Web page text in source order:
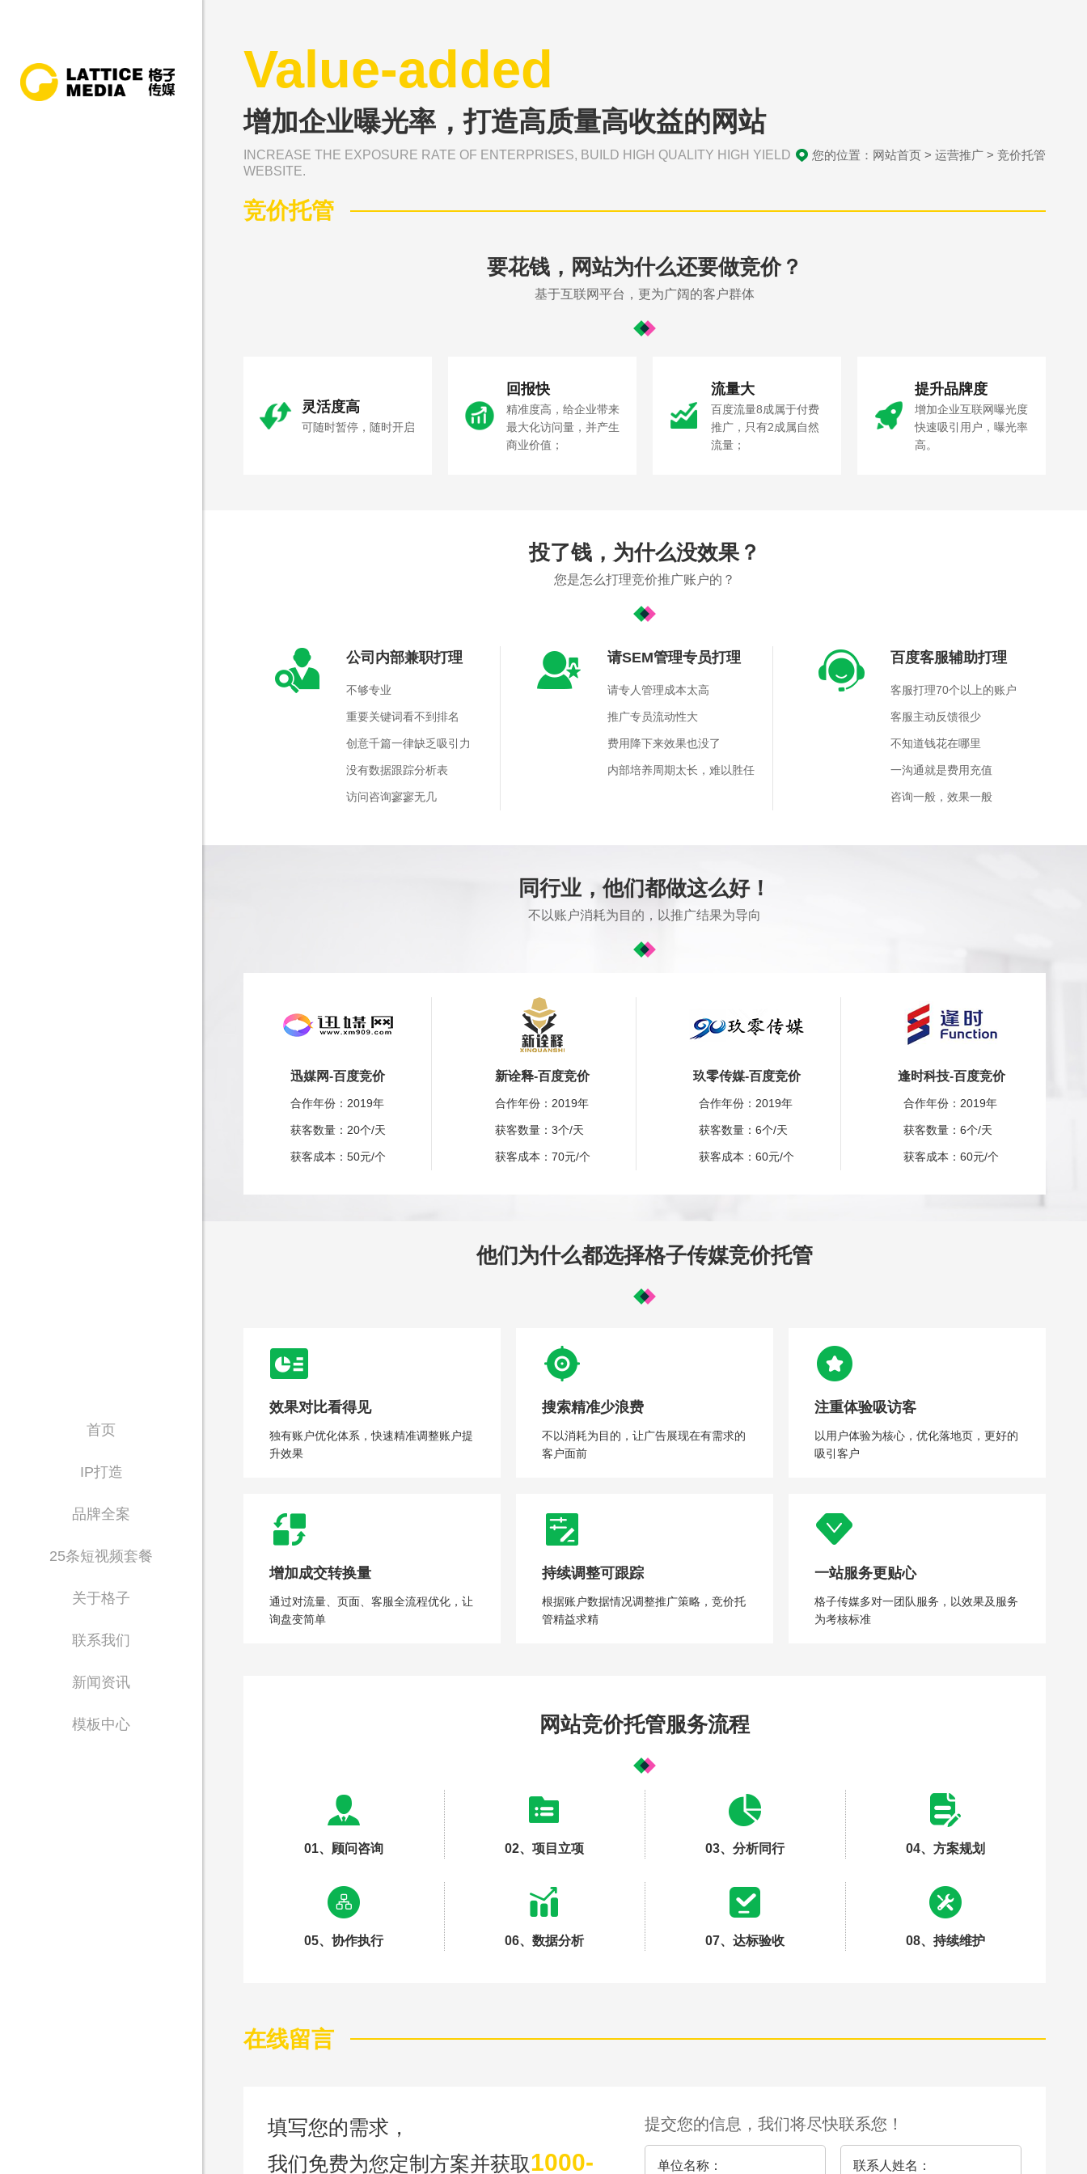
首页
IP打造
品牌全案
25条短视频套餐
关于格子
联系我们
新闻资讯
模板中心
Value-added
增加企业曝光率，打造高质量高收益的网站
您的位置： 网站首页> 运营推广> 竞价托管
INCREASE THE EXPOSURE RATE OF ENTERPRISES, BUILD HIGH QUALITY HIGH YIELD
WEBSITE.
竞价托管
要花钱，网站为什么还要做竞价？
基于互联网平台，更为广阔的客户群体
灵活度高
可随时暂停，随时开启
回报快
精准度高，给企业带来
最大化访问量，并产生
商业价值；
流量大
百度流量8成属于付费
推广，只有2成属自然
流量；
提升品牌度
增加企业互联网曝光度
快速吸引用户，曝光率
高。
投了钱，为什么没效果？
您是怎么打理竞价推广账户的？
公司内部兼职打理
不够专业
重要关键词看不到排名
创意千篇一律缺乏吸引力
没有数据跟踪分析表
访问咨询寥寥无几
请SEM管理专员打理
请专人管理成本太高
推广专员流动性大
费用降下来效果也没了
内部培养周期太长，难以胜任
百度客服辅助打理
客服打理70个以上的账户
客服主动反馈很少
不知道钱花在哪里
一沟通就是费用充值
咨询一般，效果一般
同行业，他们都做这么好！
不以账户消耗为目的，以推广结果为导向
迅媒网-百度竞价
合作年份：2019年
获客数量：20个/天
获客成本：50元/个
新诠释-百度竞价
合作年份：2019年
获客数量：3个/天
获客成本：70元/个
玖零传媒-百度竞价
合作年份：2019年
获客数量：6个/天
获客成本：60元/个
逢时科技-百度竞价
合作年份：2019年
获客数量：6个/天
获客成本：60元/个
他们为什么都选择格子传媒竞价托管
效果对比看得见
独有账户优化体系，快速精准调整账户提
升效果
搜索精准少浪费
不以消耗为目的，让广告展现在有需求的
客户面前
注重体验吸访客
以用户体验为核心，优化落地页，更好的
吸引客户
增加成交转换量
通过对流量、页面、客服全流程优化，让
询盘变简单
持续调整可跟踪
根据账户数据情况调整推广策略，竞价托
管精益求精
一站服务更贴心
格子传媒多对一团队服务，以效果及服务
为考核标准
网站竞价托管服务流程
01、顾问咨询 02、项目立项 03、分析同行 04、方案规划
05、协作执行 06、数据分析 07、达标验收 08、持续维护
在线留言
填写您的需求，
我们免费为您定制方案并获取1000-
提交您的信息，我们将尽快联系您！
Waiting for you
售前咨询
15625701757
售后咨询
0769-33808380
2856946030